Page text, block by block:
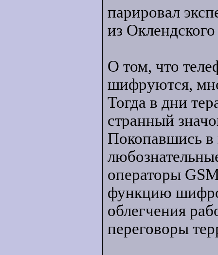
парировал
из
О том, что
шифруются,
Тогда в дни
странный
Покопавшись в
операторы
функцию
облегчения
переговоры